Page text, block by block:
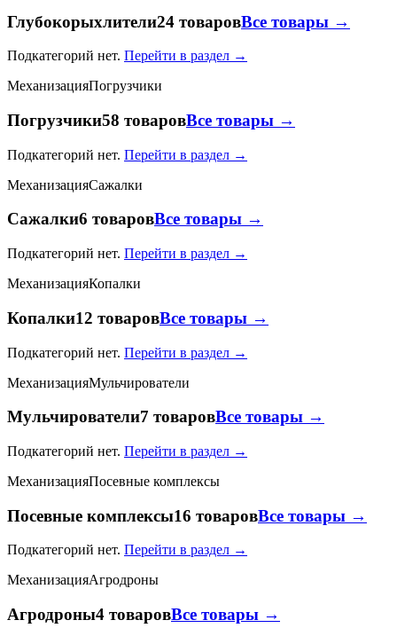
Глубокорыхлители24 товаровВсе товары →
Подкатегорий нет. Перейти в раздел →
МеханизацияПогрузчики
Погрузчики58 товаровВсе товары →
Подкатегорий нет. Перейти в раздел →
МеханизацияСажалки
Сажалки6 товаровВсе товары →
Подкатегорий нет. Перейти в раздел →
МеханизацияКопалки
Копалки12 товаровВсе товары →
Подкатегорий нет. Перейти в раздел →
МеханизацияМульчирователи
Мульчирователи7 товаровВсе товары →
Подкатегорий нет. Перейти в раздел →
МеханизацияПосевные комплексы
Посевные комплексы16 товаровВсе товары →
Подкатегорий нет. Перейти в раздел →
МеханизацияАгродроны
Агродроны4 товаровВсе товары →